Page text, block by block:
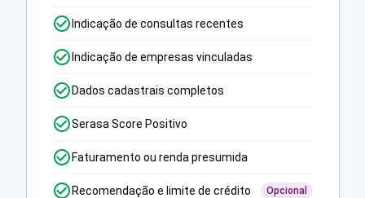
Indicação de consultas recentes
Indicação de empresas vinculadas
Dados cadastrais completos
Serasa Score Positivo
Faturamento ou renda presumida
Recomendação e limite de crédito Opcional